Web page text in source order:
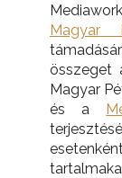
Magyar
összeget
Magyar
és a